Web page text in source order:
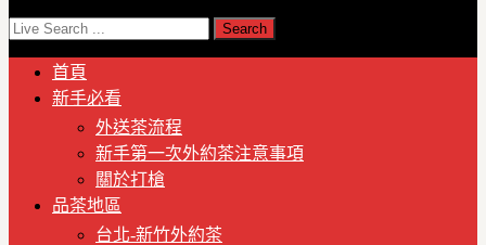
首頁
新手必看
外送茶流程
新手第一次外約茶注意事項
關於打槍
品茶地區
台北-新竹外約茶